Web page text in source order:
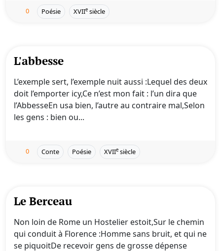
0 Poésie XVIIe siècle
L'abbesse
L’exemple sert, l’exemple nuit aussi :Lequel des deux
doit l’emporter icy,Ce n’est mon fait : l’un dira que
l’AbbesseEn usa bien, l’autre au contraire mal,Selon
les gens : bien ou...
0 Conte Poésie XVIIe siècle
Le Berceau
Non loin de Rome un Hostelier estoit,Sur le chemin
qui conduit à Florence :Homme sans bruit, et qui ne
se piquoitDe recevoir gens de grosse dépense